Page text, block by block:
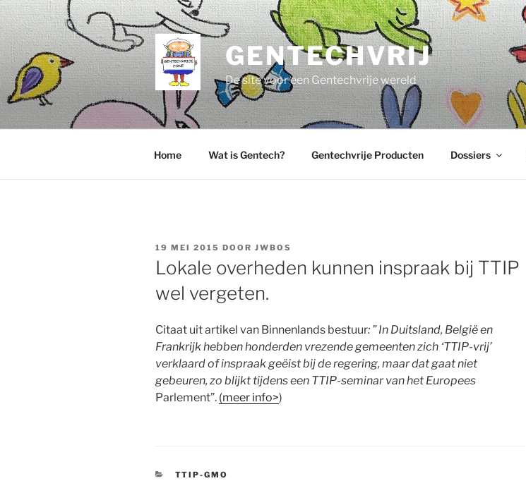
Ga
naar
de
inhoud
GENTECHVRIJ
De site voor een Gentechvrije wereld
Home Wat is Gentech? Gentechvrije Producten Dossiers
GEPLAATST
OP
19 MEI 2015 DOOR JWBOS
Lokale overheden kunnen inspraak bij TTIP
wel vergeten.
Citaat uit artikel van Binnenlands bestuur: ” In Duitsland, België en
Frankrijk hebben honderden vrezende gemeenten zich ‘TTIP-vrij’
verklaard of inspraak geëist bij de regering, maar dat gaat niet
gebeuren, zo blijkt tijdens een TTIP-seminar van het Europees
Parlement”. (meer info>)
CATEGORIEËN
TTIP-GMO